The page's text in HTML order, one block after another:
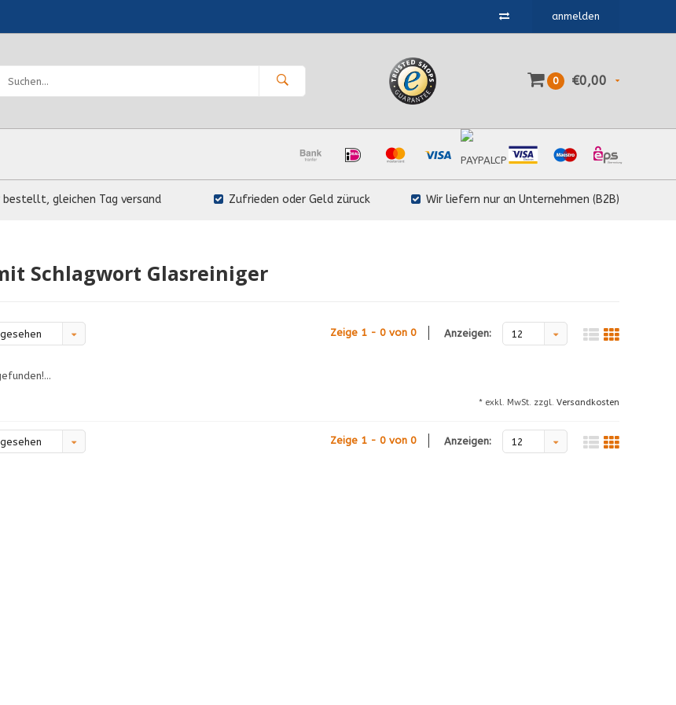
anmelden
0 €0,00
bestellt, gleichen Tag versand Zufrieden oder Geld züruck Wir liefern nur an Unternehmen (B2B)
Schlagwort Glasreiniger
Zeige 1 - 0 von 0 Anzeigen: 12
* exkl. MwSt. zzgl. Versandkosten
Zeige 1 - 0 von 0 Anzeigen: 12